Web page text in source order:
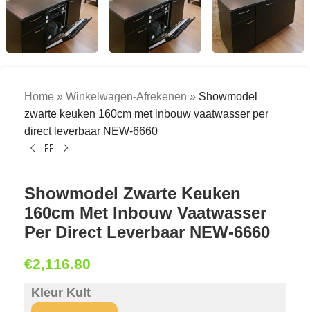
Home » Winkelwagen-Afrekenen » Showmodel
zwarte keuken 160cm met inbouw vaatwasser per
direct leverbaar NEW-6660
Showmodel Zwarte Keuken
160cm Met Inbouw Vaatwasser
Per Direct Leverbaar NEW-6660
€2,116.80
Kleur Kult